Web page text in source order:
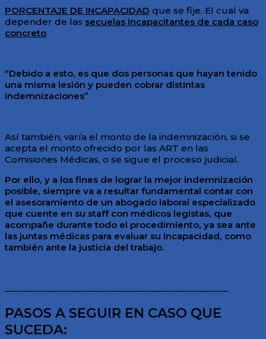
PORCENTAJE DE INCAPACIDAD que se fije. El cual va
depender de las secuelas incapacitantes de cada caso
concreto
“Debido a esto, es que dos personas que hayan tenido
una misma lesión y pueden cobrar distintas
indemnizaciones”
Así también, varía el monto de la indemnización, si se
acepta el monto ofrecido por las ART en las
Comisiones Médicas, o se sigue el proceso judicial.
Por ello, y a los fines de lograr la mejor indemnización
posible, siempre va a resultar fundamental contar con
el asesoramiento de un abogado laboral especializado
que cuente en su staff con médicos legistas, que
acompañe durante todo el procedimiento, ya sea ante
las juntas médicas para evaluar su incapacidad, como
también ante la justicia del trabajo.
PASOS A SEGUIR EN CASO QUE
SUCEDA: